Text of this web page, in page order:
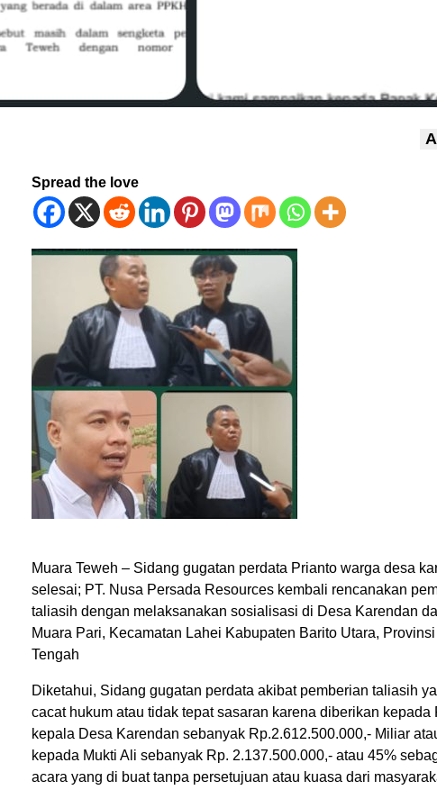
A
Spread the love
Muara Teweh – Sidang gugatan perdata Prianto warga desa
selesai; PT. Nusa Persada Resources kembali rencanakan
taliasih dengan melaksanakan sosialisasi di Desa Karendan
Muara Pari, Kecamatan Lahei Kabupaten Barito Utara,
Tengah
Diketahui, Sidang gugatan perdata akibat pemberian taliasih
cacat hukum atau tidak tepat sasaran karena diberikan kepada
kepala Desa Karendan sebanyak Rp.2.612.500.000,- Miliar
kepada Mukti Ali sebanyak Rp. 2.137.500.000,- atau 45%
acara yang di buat tanpa persetujuan atau kuasa dari